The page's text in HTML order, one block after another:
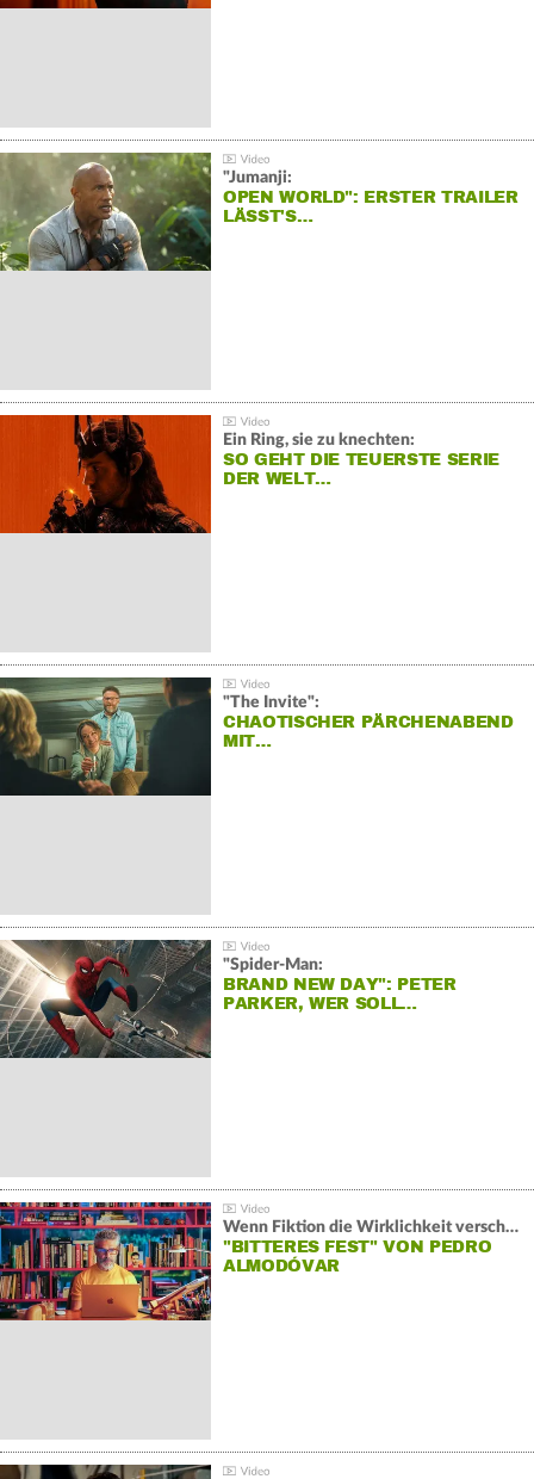
"Jumanji:
OPEN WORLD": ERSTER TRAILER
LÄSST'S…
Ein Ring, sie zu knechten:
SO GEHT DIE TEUERSTE SERIE
DER WELT…
"The Invite":
CHAOTISCHER PÄRCHENABEND
MIT…
"Spider-Man:
BRAND NEW DAY": PETER
PARKER, WER SOLL…
Wenn Fiktion die Wirklichkeit verschiebt:
"BITTERES FEST" VON PEDRO
ALMODÓVAR